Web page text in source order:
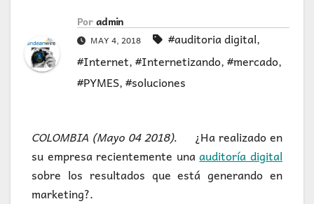
Por admin
MAY 4, 2018 #auditoria digital,
#Internet,#Internetizando,#mercado,
#PYMES,#soluciones
COLOMBIA (Mayo 04 2018).
¿Ha realizado en
su empresa recientemente unaauditoría digital
sobre los resultados que está generando en
marketing?.